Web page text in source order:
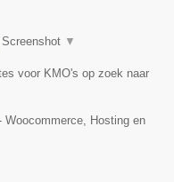
Screenshot ▼
voor KMO's op zoek naar
Woocommerce, Hosting en